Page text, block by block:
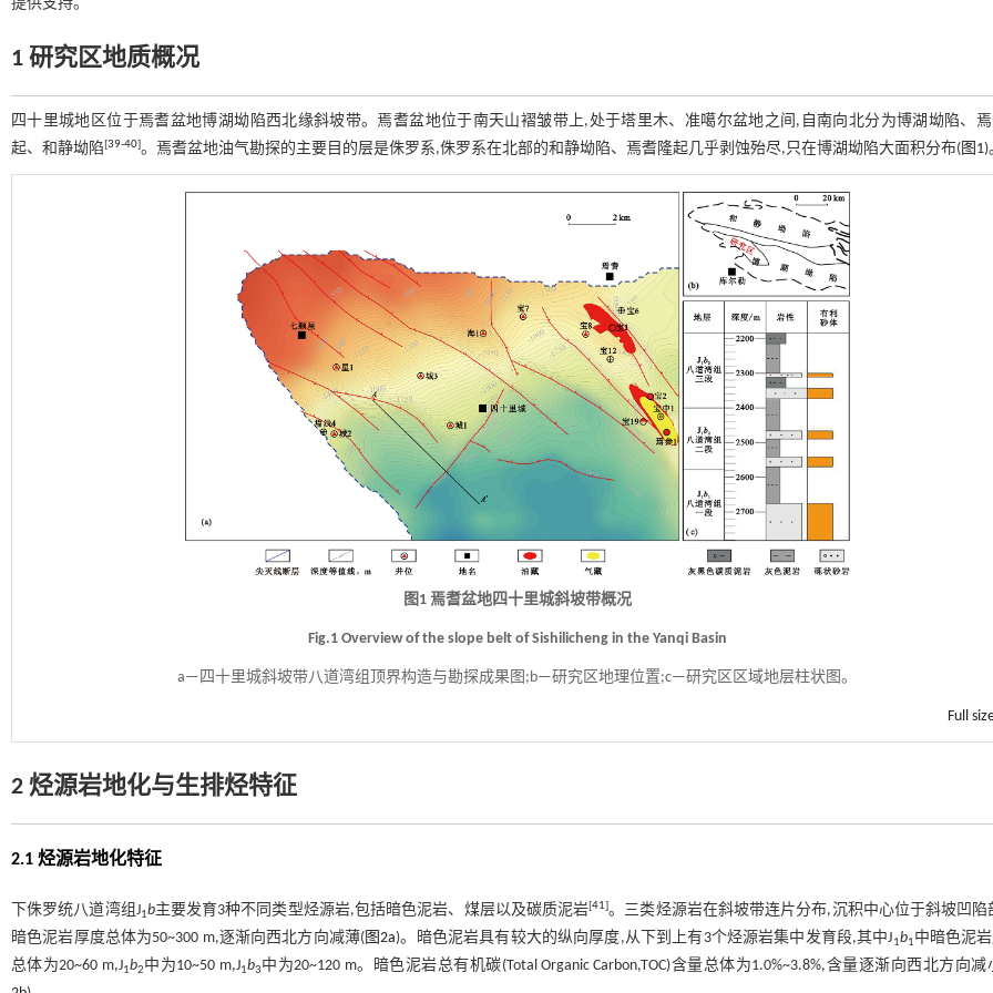
提供支持。
1 研究区地质概况
四十里城地区位于焉耆盆地博湖坳陷西北缘斜坡带。焉耆盆地位于南天山褶皱带上,处于塔里木、准噶尔盆地之间,自南向北分为博湖坳陷、
起、和静坳陷[39-40]。焉耆盆地油气勘探的主要目的层是侏罗系,侏罗系在北部的和静坳陷、焉耆隆起几乎剥蚀殆尽,只在博湖坳陷大面积分布(图1)
图1 焉耆盆地四十里城斜坡带概况
Fig.1 Overview of the slope belt of Sishilicheng in the Yanqi Basin
a—四十里城斜坡带八道湾组顶界构造与勘探成果图;b—研究区地理位置;c—研究区区域地层柱状图。
Full
2 烃源岩地化与生排烃特征
2.1 烃源岩地化特征
下侏罗统八道湾组J1b主要发育3种不同类型烃源岩,包括暗色泥岩、煤层以及碳质泥岩[41]。三类烃源岩在斜坡带连片分布,沉积中心位于斜坡凹陷
暗色泥岩厚度总体为50~300 m,逐渐向西北方向减薄( 图2a)。暗色泥岩具有较大的纵向厚度,从下到上有3个烃源岩集中发育段,其中J1b1中暗色泥
总体为20~60 m,J1b2中为10~50 m,J1b3中为20~120 m。暗色泥岩总有机碳(Total Organic Carbon,TOC)含量总体为1.0%~3.8%,含量逐渐向西北方向减